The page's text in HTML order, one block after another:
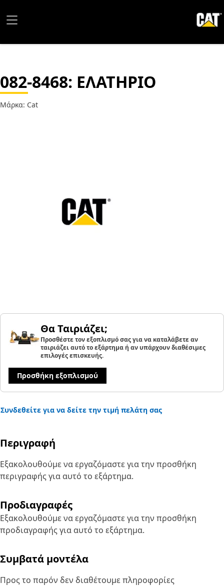
082-8468: ΕΛΑΤΗΡΙΟ
Μάρκα: Cat
Θα Ταιριάζει;
Προσθέστε τον εξοπλισμό σας για να καταλάβετε αν
ταιριάζει αυτό το εξάρτημα ή αν υπάρχουν διαθέσιμες
επιλογές επισκευής.
Προσθήκη εξοπλισμού
Συνδεθείτε για να δείτε την τιμή πελάτη σας
Περιγραφή
Εξακολουθούμε να εργαζόμαστε για την προσθήκη
περιγραφής για αυτό το εξάρτημα.
Προδιαγραφές
Εξακολουθούμε να εργαζόμαστε για την προσθήκη
προδιαγραφής για αυτό το εξάρτημα.
Συμβατά μοντέλα
Προς το παρόν δεν διαθέτουμε πληροφορίες